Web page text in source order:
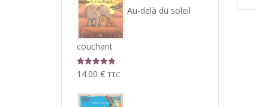
Au-delà du soleil
couchant
Note 5.00
14.00 € TTC